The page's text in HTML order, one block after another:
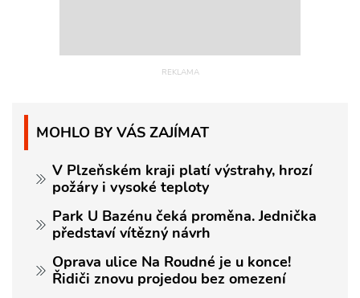
MOHLO BY VÁS ZAJÍMAT
V Plzeňském kraji platí výstrahy, hrozí
požáry i vysoké teploty
Park U Bazénu čeká proměna. Jednička
představí vítězný návrh
Oprava ulice Na Roudné je u konce!
Řidiči znovu projedou bez omezení